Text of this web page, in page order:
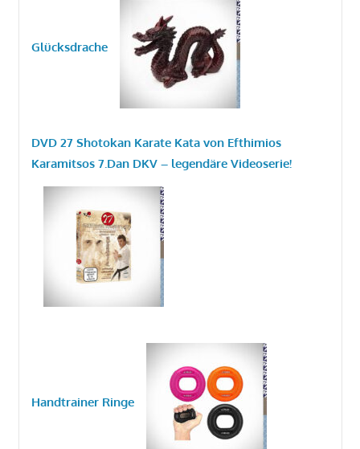
Glücksdrache
DVD 27 Shotokan Karate Kata von Efthimios
Karamitsos 7.Dan DKV – legendäre Videoserie!
Handtrainer Ringe